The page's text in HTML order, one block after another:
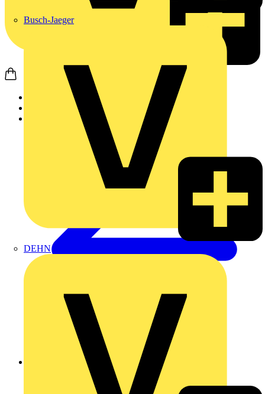
Busch-Jaeger
DEHN
Zurück zu Produkte